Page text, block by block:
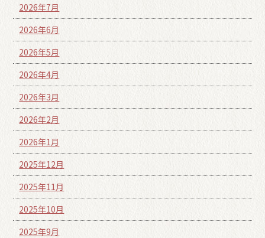
2026年7月
2026年6月
2026年5月
2026年4月
2026年3月
2026年2月
2026年1月
2025年12月
2025年11月
2025年10月
2025年9月